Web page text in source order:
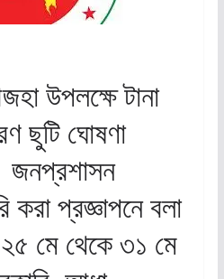
উপলক্ষে টানা
ছুটি ঘোষণা
জনপ্রশাসন
করা প্রজ্ঞাপনে বলা
মে থেকে ৩১ মে